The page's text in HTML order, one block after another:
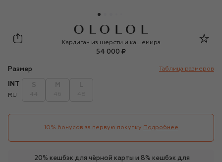
OLOLOL
Кардиган из шерсти и кашемира
54 000 ₽
Размер Таблица размеров
INT
RU
10% бонусов за первую покупку Подробнее
20% кешбэк для чёрной карты и 8% кешбэк для